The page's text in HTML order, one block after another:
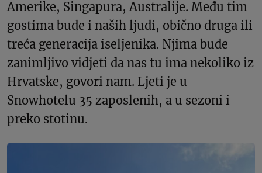
Amerike, Singapura, Australije. Među tim
gostima bude i naših ljudi, obično druga ili
treća generacija iseljenika. Njima bude
zanimljivo vidjeti da nas tu ima nekoliko iz
Hrvatske, govori nam. Ljeti je u
Snowhotelu 35 zaposlenih, a u sezoni i
preko stotinu.